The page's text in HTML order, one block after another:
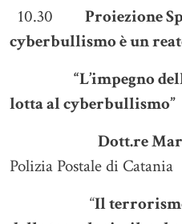
10.30 Proiezione
cyberbullismo è un
“L’impegno della
lotta al cyberbullismo”
Dott.re
Polizia Postale di Catania
“Il